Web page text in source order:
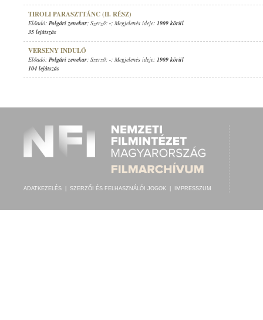
TIROLI PARASZTTÁNC (II. RÉSZ)
Előadó: Polgári zenekar; Szerző: -; Megjelenés ideje: 1909 körül
35 lejátszás
VERSENY INDULÓ
Előadó: Polgári zenekar; Szerző: -; Megjelenés ideje: 1909 körül
104 lejátszás
ADATKEZELÉS SZERZŐI ÉS FELHASZNÁLÓI JOGOK IMPRESSZUM